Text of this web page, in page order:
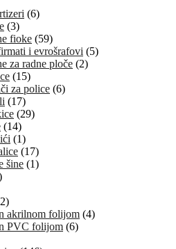
(6)
(3)
fioke (59)
i evrošrafovi (5)
za radne ploče (2)
(15)
za police (6)
(17)
(29)
(14)
(1)
(17)
šine (1)
akrilnom folijom (4)
PVC folijom (6)